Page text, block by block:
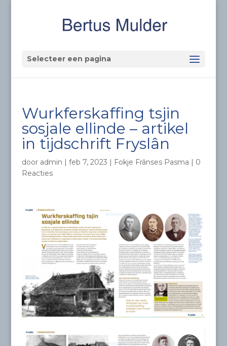
Selecteer een pagina
Wurkferskaffing tsjin
sosjale ellinde – artikel
in tijdschrift Fryslân
door admin | feb 7, 2023 | Fokje Frânses Pasma | 0
Reacties